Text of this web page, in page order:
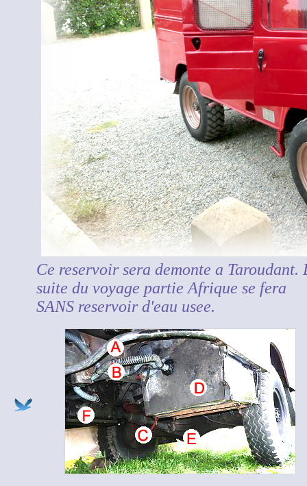
Ce reservoir sera demonte a Taroudant.
suite du voyage partie Afrique se fera
SANS reservoir d'eau usee.